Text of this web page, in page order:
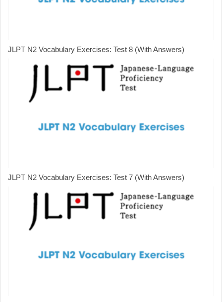
JLPT N2 Vocabulary Exercises: Test 8 (With Answers)
JLPT N2 Vocabulary Exercises: Test 7 (With Answers)